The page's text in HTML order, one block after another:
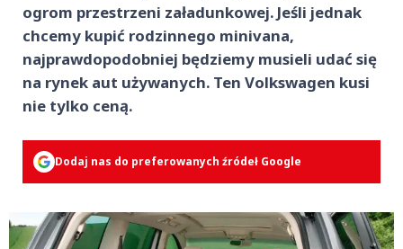
ogrom przestrzeni załadunkowej. Jeśli jednak
chcemy kupić rodzinnego minivana,
najprawdopodobniej będziemy musieli udać się
na rynek aut używanych. Ten Volkswagen kusi
nie tylko ceną.
Dodaj nas do preferowanych źródeł Google